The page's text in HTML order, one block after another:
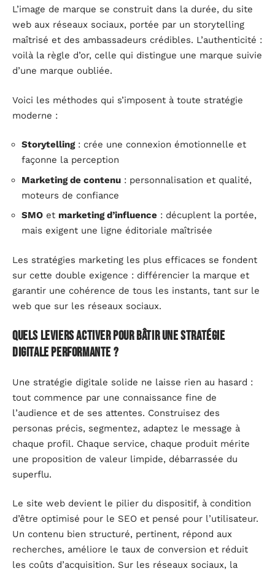
L’image de marque se construit dans la durée, du site
web aux réseaux sociaux, portée par un storytelling
maîtrisé et des ambassadeurs crédibles. L’authenticité :
voilà la règle d’or, celle qui distingue une marque suivie
d’une marque oubliée.
Voici les méthodes qui s’imposent à toute stratégie
moderne :
Storytelling: crée une connexion émotionnelle et
façonne la perception
Marketing de contenu : personnalisation et qualité,
moteurs de confiance
SMO et marketing d’influence : décuplent la portée,
mais exigent une ligne éditoriale maîtrisée
Les stratégies marketing les plus efficaces se fondent
sur cette double exigence : différencier la marque et
garantir une cohérence de tous les instants, tant sur le
web que sur les réseaux sociaux.
Quels leviers activer pour bâtir une stratégie
digitale performante ?
Une stratégie digitale solide ne laisse rien au hasard :
tout commence par une connaissance fine de
l’audience et de ses attentes. Construisez des
personas précis, segmentez, adaptez le message à
chaque profil. Chaque service, chaque produit mérite
une proposition de valeur limpide, débarrassée du
superflu.
Le site web devient le pilier du dispositif, à condition
d’être optimisé pour le SEO et pensé pour l’utilisateur.
Un contenu bien structuré, pertinent, répond aux
recherches, améliore le taux de conversion et réduit
les coûts d’acquisition. Sur les réseaux sociaux, la